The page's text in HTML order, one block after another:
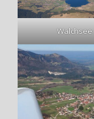
Walchsee